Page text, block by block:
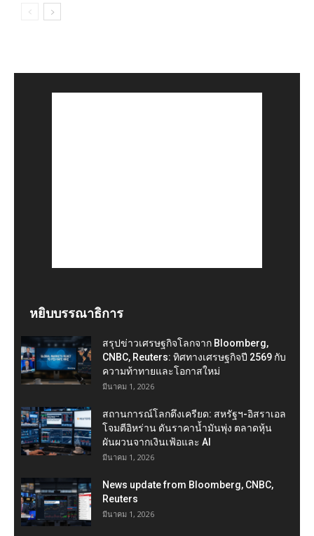
หยิบบรรณาธิการ
สรุปข่าวเศรษฐกิจโลกจาก Bloomberg,
CNBC, Reuters: ทิศทางเศรษฐกิจปี 2569 กับ
ความท้าทายและโอกาสใหม่
มีนาคม 1, 2026
สถานการณ์โลกตึงเครียด: สหรัฐฯ-อิสราเอล
โจมตีอิหร่าน ดันราคาน้ำมันพุ่ง ตลาดหุ้น
ผันผวนจากเงินเฟ้อและ AI
มีนาคม 1, 2026
News update from Bloomberg, CNBC,
Reuters
มีนาคม 1, 2026